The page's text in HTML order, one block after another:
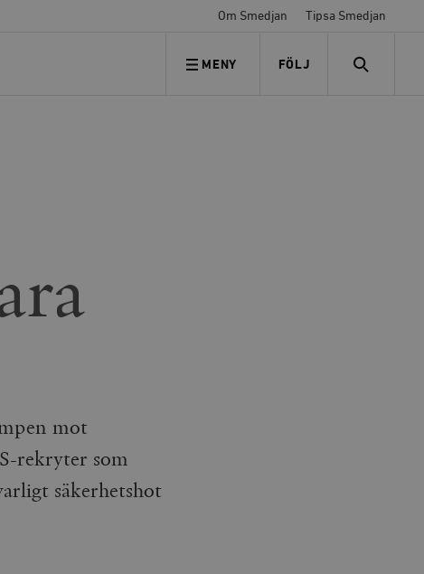
Om Smedjan Tipsa Smedjan
MENY FÖLJ
FÖLJ OSS SEARCH
mot
rekryter som
säkerhetshot